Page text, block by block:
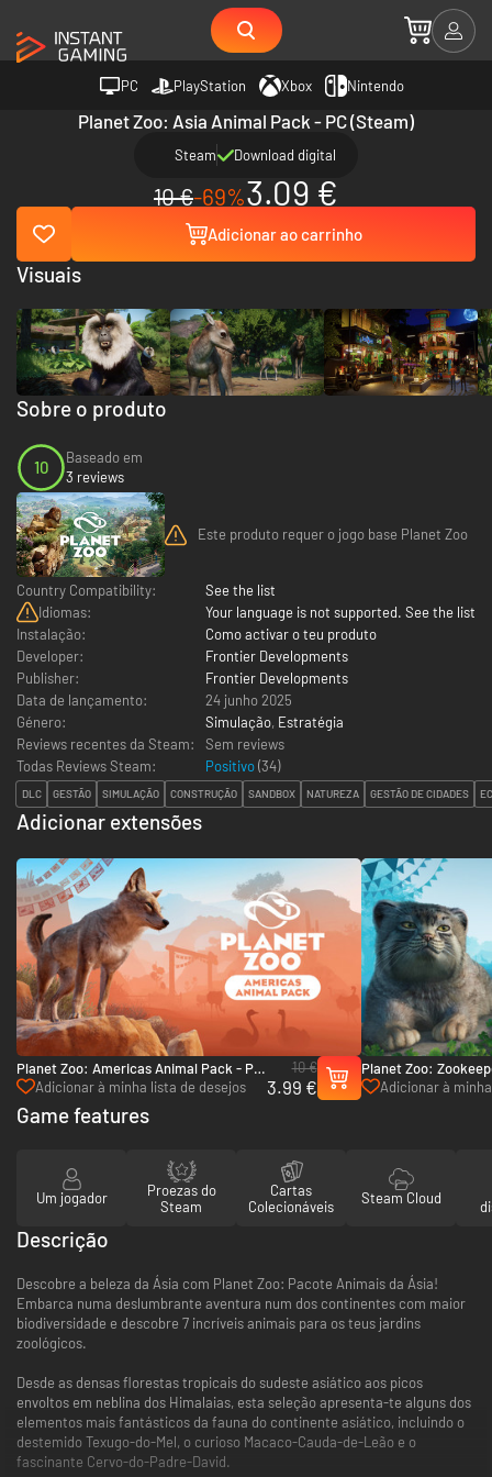
PC PlayStation Xbox Nintendo
Planet Zoo: Asia Animal Pack - PC (Steam)
Steam Download digital
10 €-69%3.09 €
Adicionar ao carrinho
Sobre o produto
10
Baseado em
3 reviews
Este produto requer o jogo base Planet Zoo
Country Compatibility:
See the list
Idiomas:
Your language is not supported. See the list
Instalação:
Como activar o teu produto
Developer:
Frontier Developments
Publisher:
Frontier Developments
Data de lançamento:
24 junho 2025
Género:
Simulação, Estratégia
Reviews recentes da Steam:
Sem reviews
Todas Reviews Steam:
Positivo(34)
DLC GESTÃO SIMULAÇÃO CONSTRUÇÃO SANDBOX NATUREZA GESTÃO DE CIDADES
Adicionar extensões
Planet Zoo: Americas Animal Pack - PC
(Steam)
Adicionar à minha lista de desejos
10 €
3.99 €
Planet Zoo:
PC (Steam)
Adicionar à
Visuais
Game features
Um jogador
Proezas do
Steam
Cartas
Colecionáveis
Steam Cloud
Descrição
Descobre a beleza da Ásia com Planet Zoo: Pacote Animais da Ásia!
Embarca numa deslumbrante aventura num dos continentes com maior
biodiversidade e descobre 7 incríveis animais para os teus jardins
zoológicos.
Desde as densas florestas tropicais do sudeste asiático aos picos
envoltos em neblina dos Himalaias, esta seleção apresenta-te alguns dos
elementos mais fantásticos da fauna do continente asiático, incluindo o
destemido Texugo-do-Mel, o curioso Macaco-Cauda-de-Leão e o
fascinante Cervo-do-Padre-David.